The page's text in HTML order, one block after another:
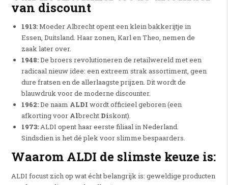
van discount
1913:Moeder Albrecht opent een klein bakkerijtje in
Essen, Duitsland. Haar zonen, Karl en Theo, nemen de
zaak later over.
1948:De broers revolutioneren de retailwereld met een
radicaal nieuw idee: een extreem strak assortiment, geen
dure fratsen en de allerlaagste prijzen. Dit wordt de
blauwdruk voor de moderne discounter.
1962:De naam ALDI wordt officieel geboren (een
afkorting voor Albrecht Diskont).
1973:ALDI opent haar eerste filiaal in Nederland.
Sindsdien is het dé plek voor slimme bespaarders.
Waarom ALDI de slimste keuze is:
ALDI focust zich op wat écht belangrijk is: geweldige producten